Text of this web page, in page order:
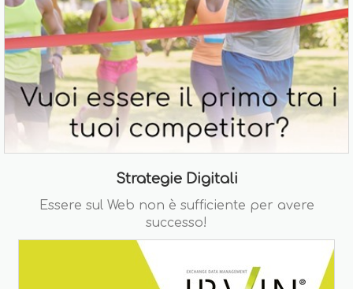
Strategie Digitali
Essere sul Web non è sufficiente per avere
successo!